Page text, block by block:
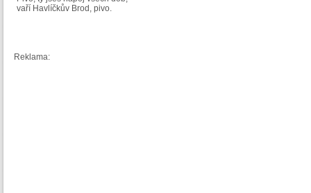
vaří Havlíčkův Brod, pivo.
Reklama: